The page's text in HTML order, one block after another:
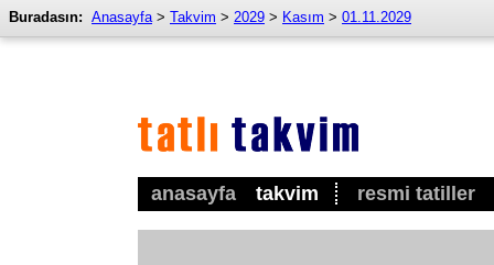
anasayfa takvim resmi tatiller
Buradasın: Anasayfa> Takvim > 2029 > Kasım > 01.11.2029